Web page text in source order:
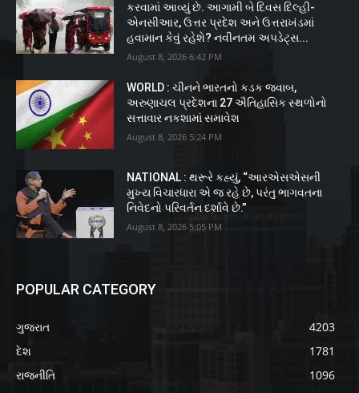
કરવામાં આવ્યું છે. આગામી બે દિવસ દિલ્હી-
એનસીઆર, ઉત્તર પ્રદેશ અને ઉત્તરાખંડમાં
હવામાન કેવું રહેશે? નવીનતમ અપડેટ્સ...
August 8, 2026 6:42 PM
WORLD : ચીનને ભારતનો કડક જવાબ,
અરુણાચલ પ્રદેશના 27 ઐતિહાસિક સ્થળોનો
સત્તાવાર નકશામાં સમાવેશ
August 8, 2026 5:24 PM
NATIONAL : થરૂરે કહ્યું, “આરએસએસની
મુખ્ય વિચારધારા એ જ રહે છે, પરંતુ ભાગવતના
નિવેદનો પરિવર્તન દર્શાવે છે.”
August 8, 2026 5:05 PM
POPULAR CATEGORY
ગુજરાત
4203
દેશ
1781
રાજનીતિ
1096